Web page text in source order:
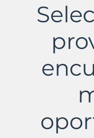
Municipio
Murbalands